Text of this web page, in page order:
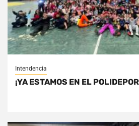
Intendencia
¡YA ESTAMOS EN EL